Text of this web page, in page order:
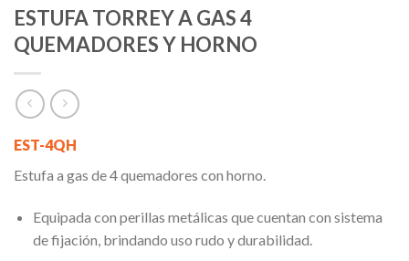
ESTUFA TORREY A GAS 4
QUEMADORES Y HORNO
EST-4QH
Estufa a gas de 4 quemadores con horno.
Equipada con perillas metálicas que cuentan con sistema
de fijación, brindando uso rudo y durabilidad.